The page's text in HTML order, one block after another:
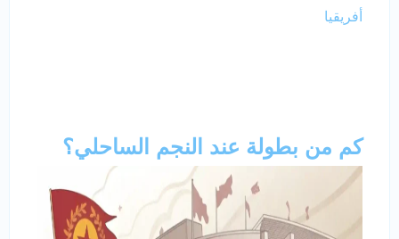
أفريقيا
كم من بطولة عند النجم الساحلي؟